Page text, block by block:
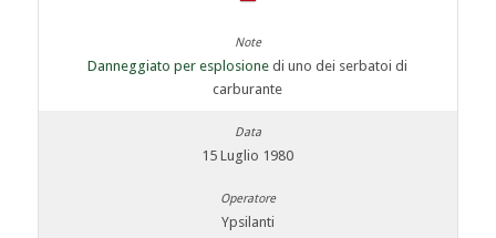
Danneggiato per esplosione di uno dei serbatoi di
carburante
15 Luglio 1980
Ypsilanti